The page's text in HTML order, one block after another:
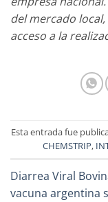
del mercado
acceso a la
Esta entrada fue
CHEMSTRIP,
Diarrea Viral
vacuna argentina